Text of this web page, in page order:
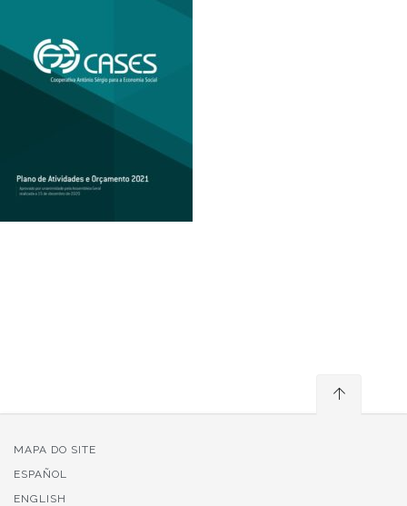
MAPA DO SITE
ESPAÑOL
ENGLISH